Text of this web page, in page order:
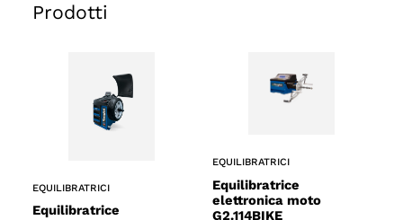
Prodotti
EQUILIBRATRICI
Equilibratrice
EQUILIBRATRICI
Equilibratrice
elettronica moto
G2.114BIKE